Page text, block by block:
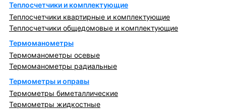
Теплосчетчики и комплектующие
Теплосчетчики квартирные и комплектующие
Теплосчетчики общедомовые и комплектующие
Термоманометры
Термоманометры осевые
Термоманометры радиальные
Термометры и оправы
Термометры биметаллические
Термометры жидкостные